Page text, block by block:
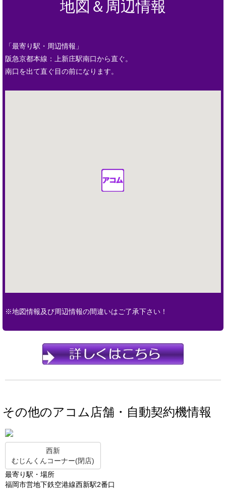
地図＆周辺情報
「最寄り駅・周辺情報」
阪急京都本線：上新庄駅南口から直ぐ。
南口を出て直ぐ目の前になります。
※地図情報及び周辺情報の間違いはご了承下さい！
その他のアコム店舗・自動契約機情報
西新
むじんくんコーナー(閉店)
最寄り駅・場所
福岡市営地下鉄空港線西新駅2番口